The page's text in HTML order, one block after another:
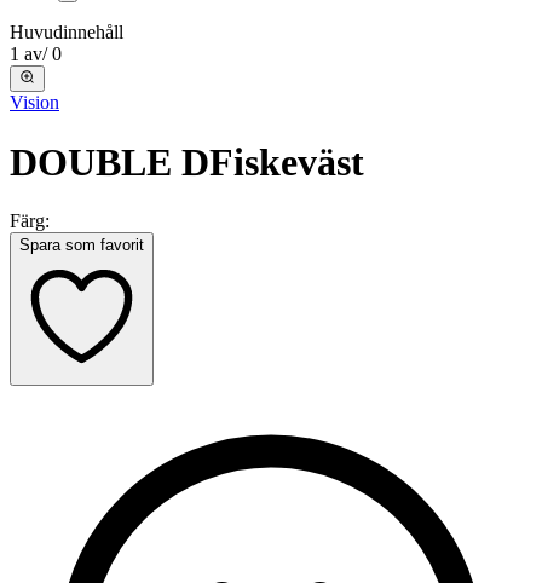
Huvudinnehåll
1 av/ 0
Vision
DOUBLE DFiskeväst
Färg:
Spara som favorit